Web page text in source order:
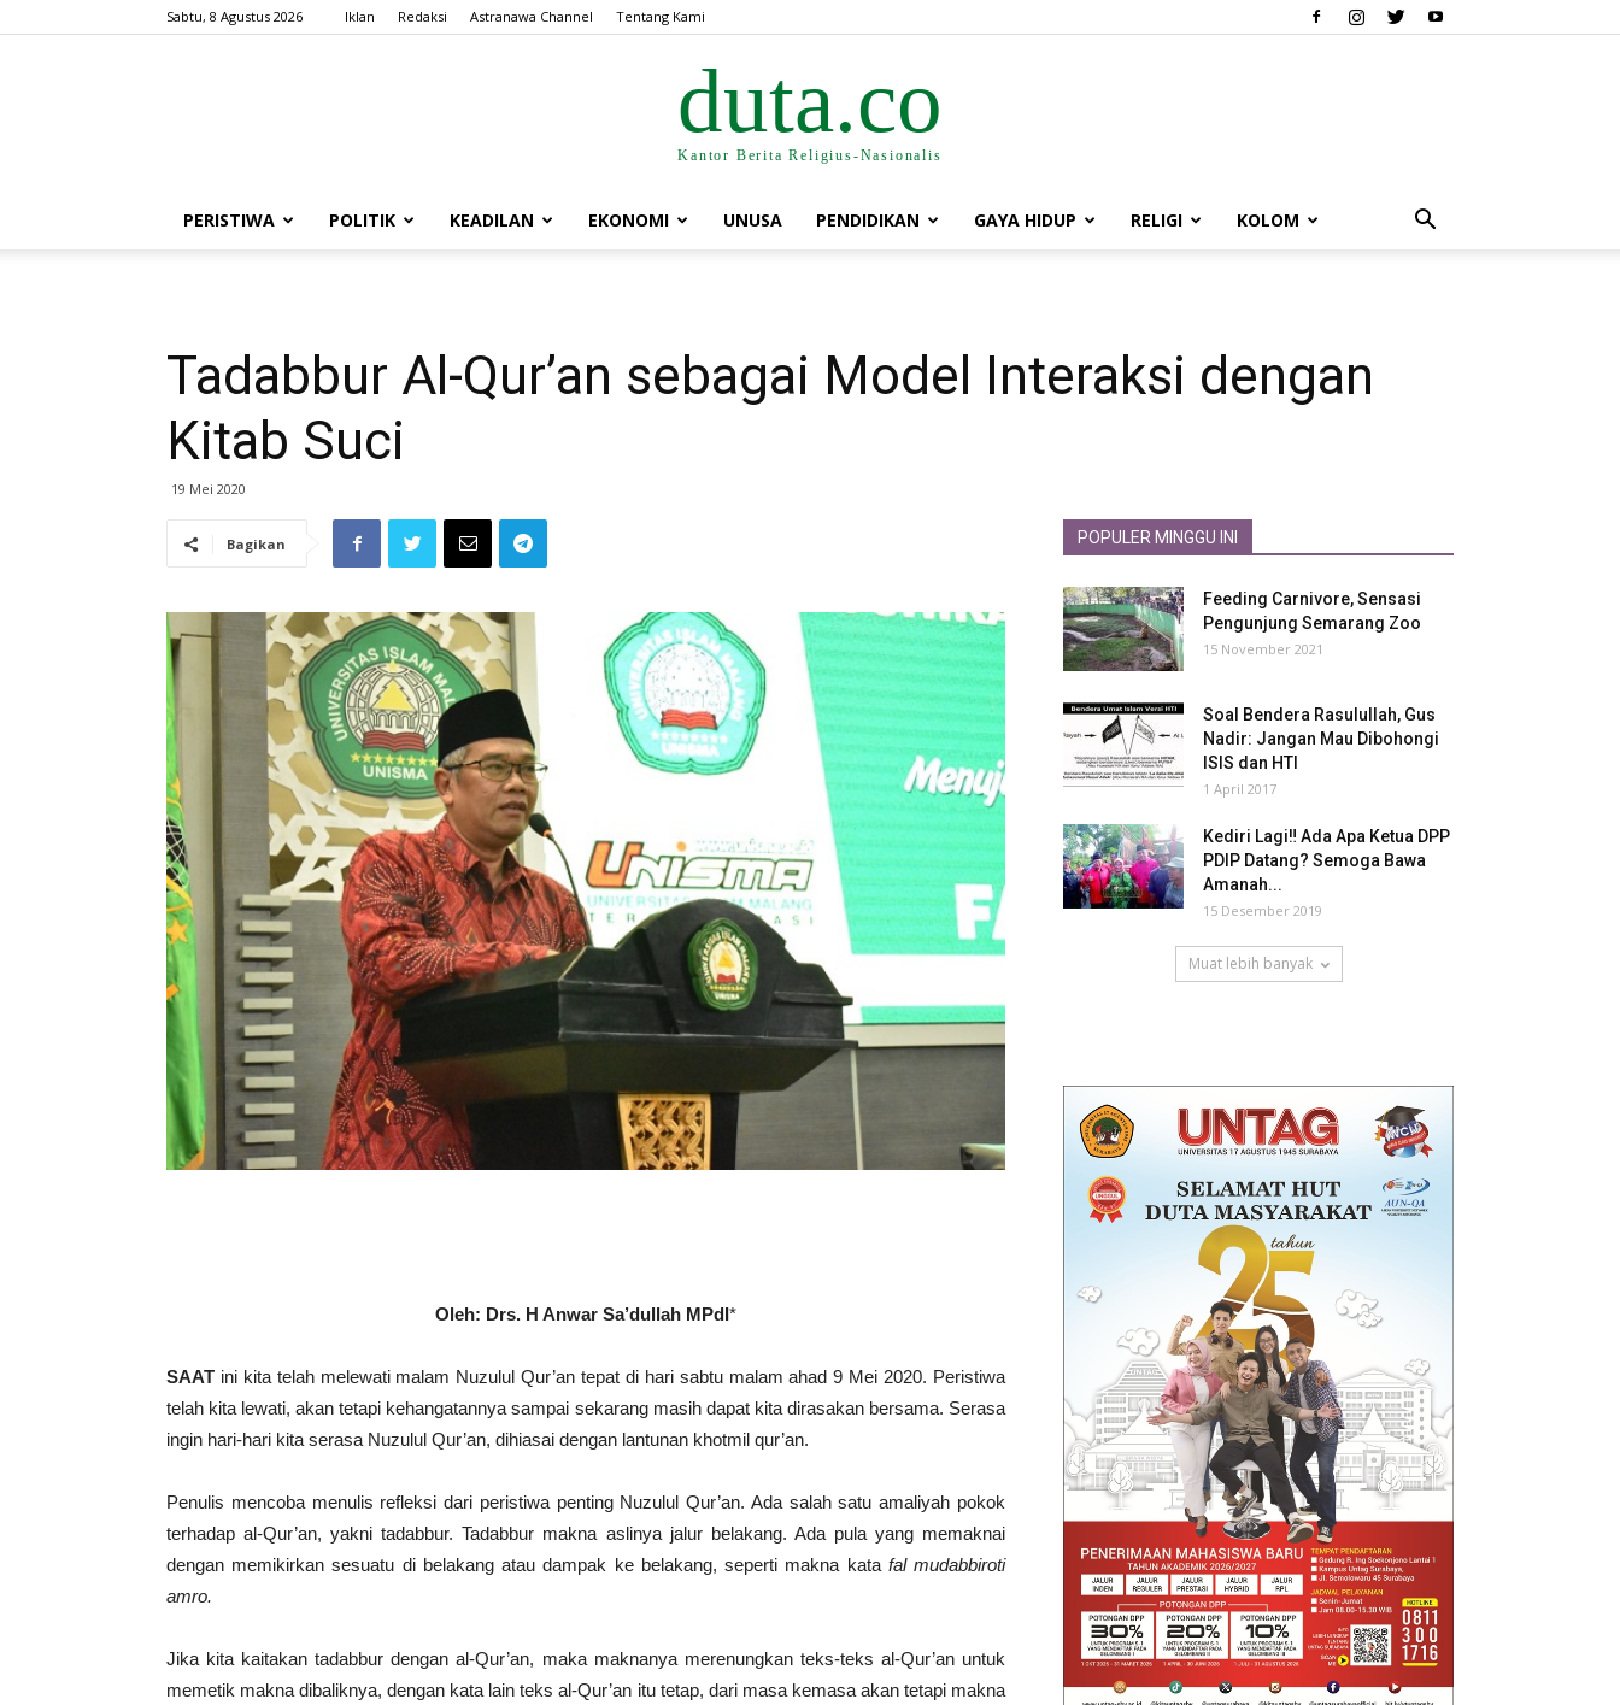
Sabtu, 8 Agustus 2026 Iklan Redaksi Astranawa Channel Tentang Kami
duta.co
Kantor Berita Religius-Nasionalis
PERISTIWA POLITIK KEADILAN EKONOMI UNUSA PENDIDIKAN GAYA HIDUP RELIGI KOLOM
Tadabbur Al-Qur’an sebagai Model Interaksi dengan
Kitab Suci
19 Mei 2020
Bagikan
Oleh: Drs. H Anwar Sa’dullah MPdI*
SAAT ini kita telah melewati malam Nuzulul Qur’an tepat di hari sabtu malam ahad 9 Mei 2020. Peristiwa
telah kita lewati, akan tetapi kehangatannya sampai sekarang masih dapat kita dirasakan bersama. Serasa
ingin hari-hari kita serasa Nuzulul Qur’an, dihiasai dengan lantunan khotmil qur’an.
Penulis mencoba menulis refleksi dari peristiwa penting Nuzulul Qur’an. Ada salah satu amaliyah pokok
terhadap al-Qur’an, yakni tadabbur. Tadabbur makna aslinya jalur belakang. Ada pula yang memaknai
dengan memikirkan sesuatu di belakang atau dampak ke belakang, seperti makna kata fal mudabbiroti
amro.
Jika kita kaitakan tadabbur dengan al-Qur’an, maka maknanya merenungkan teks-teks al-Qur’an untuk
memetik makna dibaliknya, dengan kata lain teks al-Qur’an itu tetap, dari masa kemasa akan tetapi makna
POPULER MINGGU INI
Feeding Carnivore, Sensasi
Pengunjung Semarang Zoo
15 November 2021
Soal Bendera Rasulullah, Gus
Nadir: Jangan Mau Dibohongi
ISIS dan HTI
1 April 2017
Kediri Lagi‼ Ada Apa Ketua DPP
PDIP Datang? Semoga Bawa
Amanah...
15 Desember 2019
Muat lebih banyak